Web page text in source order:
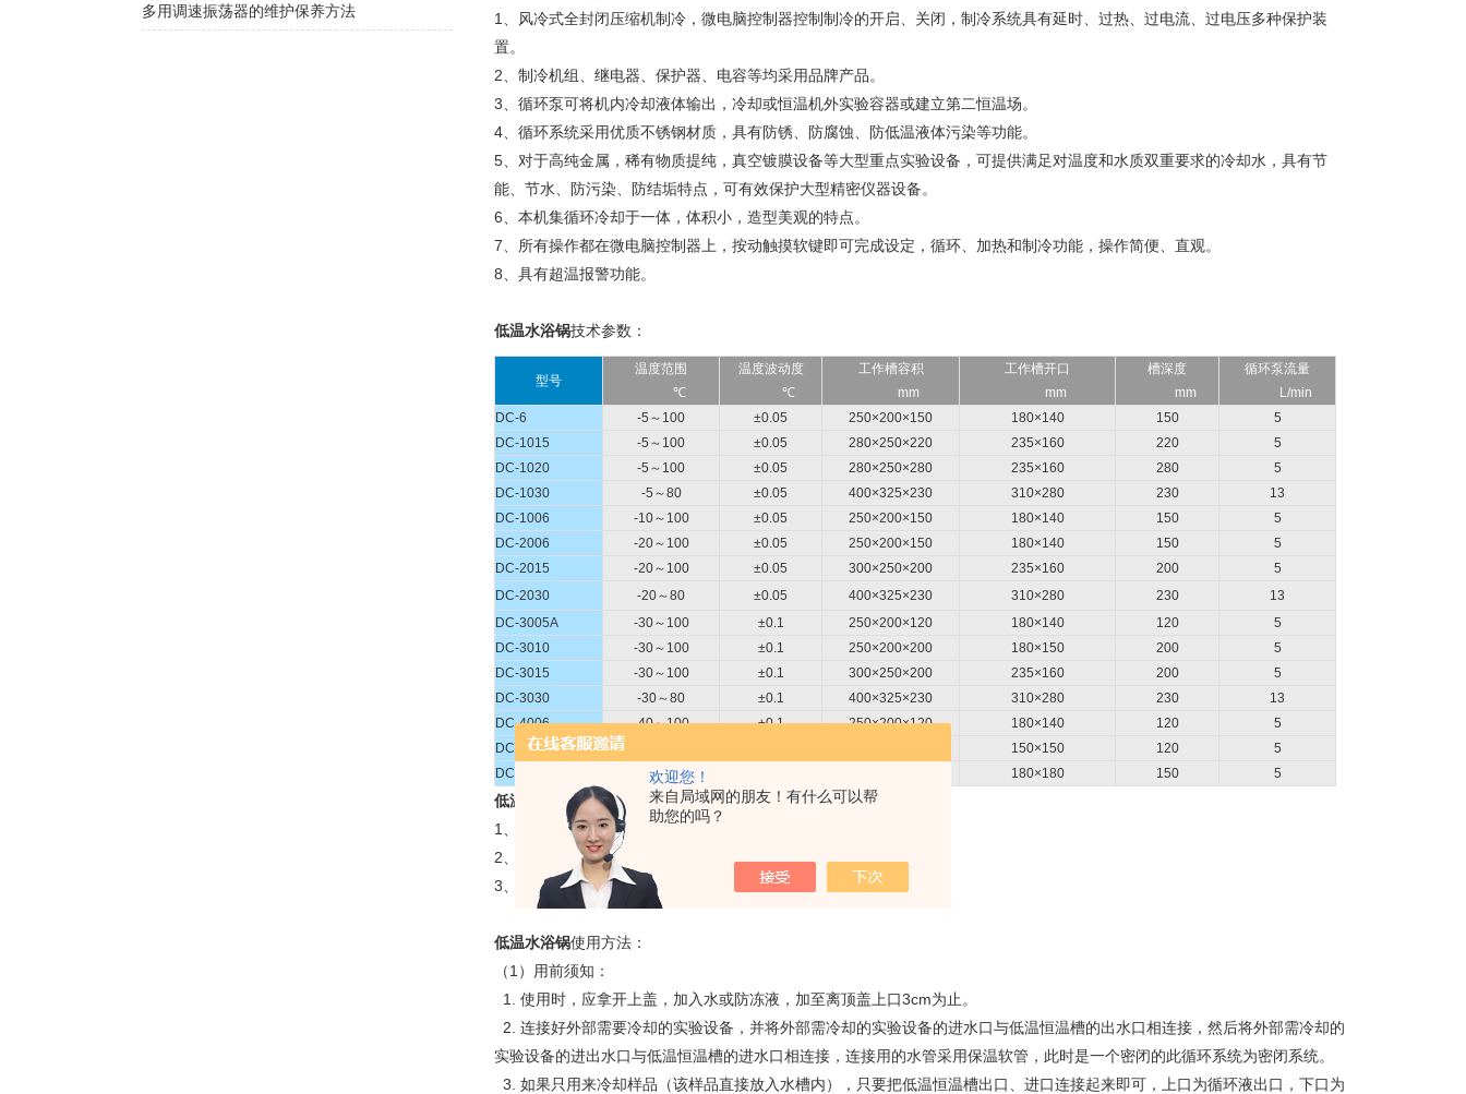
欢迎您！
来自局域网的朋友！有什么可以帮
助您的吗？
1、风冷式全封闭压缩机制冷，微电脑控制器控制制冷的开启、关闭，制冷系统具有延时、过热、过电流、过电压多种保护装
置。
2、制冷机组、继电器、保护器、电容等均采用品牌产品。
3、循环泵可将机内冷却液体输出，冷却或恒温机外实验容器或建立第二恒温场。
4、循环系统采用优质不锈钢材质，具有防锈、防腐蚀、防低温液体污染等功能。
5、对于高纯金属，稀有物质提纯，真空镀膜设备等大型重点实验设备，可提供满足对温度和水质双重要求的冷却水，具有节
能、节水、防污染、防结垢特点，可有效保护大型精密仪器设备。
6、本机集循环冷却于一体，体积小，造型美观的特点。
7、所有操作都在微电脑控制器上，按动触摸软键即可完成设定，循环、加热和制冷功能，操作简便、直观。
8、具有超温报警功能。
低温水浴锅技术参数：
型号
温度范围
℃
温度波动度
℃
工作槽容积
mm
工作槽开口
mm
槽深度
mm
循环泵流量
L/min
DC-6
-5～100 ±0.05 250×200×150 180×140 150
5
DC-1015
-5～100 ±0.05 280×250×220 235×160 220
5
DC-1020
-5～100 ±0.05 280×250×280 235×160 280
5
DC-1030
-5～80 ±0.05 400×325×230 310×280 230
13
DC-1006
-10～100 ±0.05 250×200×150 180×140 150
5
DC-2006
-20～100 ±0.05 250×200×150 180×140 150
5
DC-2015
-20～100 ±0.05 300×250×200 235×160 200
5
DC-2030
-20～80 ±0.05 400×325×230 310×280 230
13
DC-3005A
-30～100 ±0.1 250×200×120 180×140 120
5
DC-3010
-30～100 ±0.1 250×200×200 180×150 200
5
DC-3015
-30～100 ±0.1 300×250×200 235×160 200
5
DC-3030
-30～80 ±0.1 400×325×230 310×280 230
13
DC-4006
-40～100 ±0.1 250×200×120 180×140 120
5
DC-4506S
150×150 120
5
DC-4010A
-40～40 180×180 150 5
低温水浴锅使用条件：
1、正常工作条件：环境温度：-10℃～25℃
2、相对湿度：≤70%
3、电源电压：单相AC220V±10% 50HZ±2%
低温水浴锅使用方法：
（1）用前须知：
1. 使用时，应拿开上盖，加入水或防冻液，加至离顶盖上口3cm为止。
2. 连接好外部需要冷却的实验设备，并将外部需冷却的实验设备的进水口与低温恒温槽的出水口相连接，然后将外部需冷却的
实验设备的进出水口与低温恒温槽的进水口相连接，连接用的水管采用保温软管，此时是一个密闭的此循环系统为密闭系统。
3. 如果只用来冷却样品（该样品直接放入水槽内），只要把低温恒温槽出口、进口连接起来即可，上口为循环液出口，下口为
多用调速振荡器的维护保养方法